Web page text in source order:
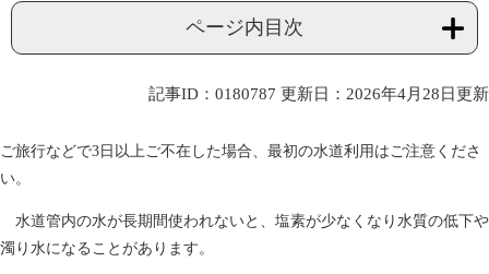
ページ内目次
記事ID：0180787 更新日：2026年4月28日更新
ご旅行などで3日以上ご不在した場合、最初の水道利用はご注意くださ
い。
水道管内の水が長期間使われないと、塩素が少なくなり水質の低下や
濁り水になることがあります。